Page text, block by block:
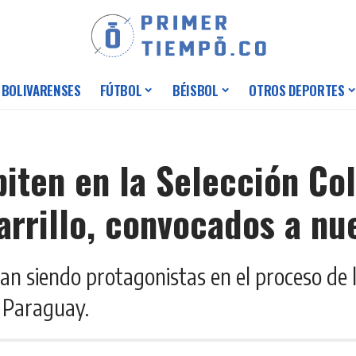
FÚTBOL BÉISBOL OTROS DEPORTES
en la Selección
convocados a
siendo protagonistas en el proceso de